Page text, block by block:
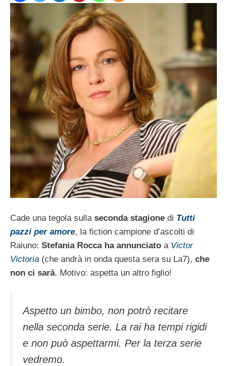
Cade una tegola sulla seconda stagione di Tutti
pazzi per amore, la fiction campione d’ascolti di
Raiuno: Stefania Rocca ha annunciato a Victor
Victoria (che andrà in onda questa sera su La7), che
non ci sarà. Motivo: aspetta un altro figlio!
Aspetto un bimbo, non potrò recitare
nella seconda serie. La rai ha tempi rigidi
e non può aspettarmi. Per la terza serie
vedremo.